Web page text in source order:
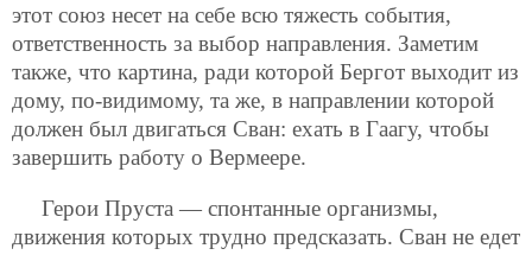
этот союз несет на себе всю тяжесть события,
ответственность за выбор направления. Заметим
также, что картина, ради которой Бергот выходит из
дому, по-видимому, та же, в направлении которой
должен был двигаться Сван: ехать в Гаагу, чтобы
завершить работу о Вермеере.
Герои Пруста — спонтанные организмы,
движения которых трудно предсказать. Сван не едет